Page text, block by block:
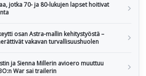
jotka 70- ja 80-lukujen lapset hoitivat
osan Astra-mallin kehitystyöstä –
vakavan turvallisuushuolen
ja Sienna Millerin avioero muuttuu
War sai trailerin